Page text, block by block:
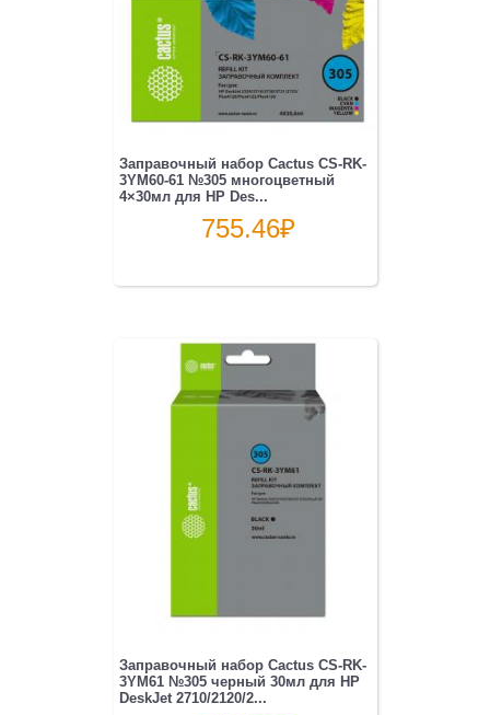
Заправочный набор Cactus CS-RK-
3YM60-61 №305 многоцветный
4×30мл для HP Des...
755.46₽
Заправочный набор Cactus CS-RK-
3YM61 №305 черный 30мл для HP
DeskJet 2710/2120/2...